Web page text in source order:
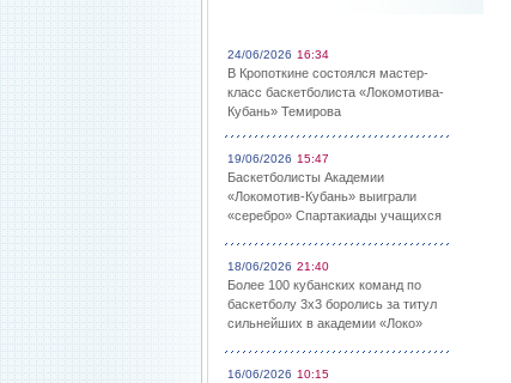
24/06/2026 16:34
В Кропоткине состоялся мастер-
класс баскетболиста «Локомотива-
Кубань» Темирова
19/06/2026 15:47
Баскетболисты Академии
«Локомотив-Кубань» выиграли
«серебро» Спартакиады учащихся
18/06/2026 21:40
Более 100 кубанских команд по
баскетболу 3х3 боролись за титул
сильнейших в академии «Локо»
16/06/2026 10:15